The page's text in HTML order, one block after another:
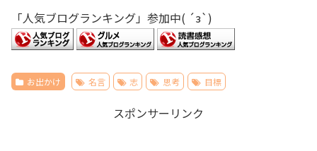
「人気ブログランキング」参加中( ´з`)
お出かけ 名言 志 思考 目標
スポンサーリンク